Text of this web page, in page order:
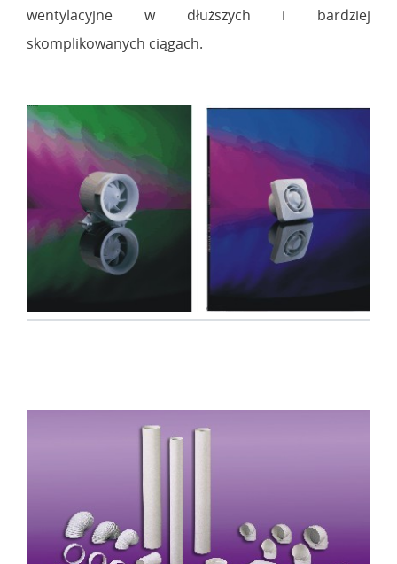
wentylacyjne w dłuższych i bardziej
skomplikowanych ciągach.